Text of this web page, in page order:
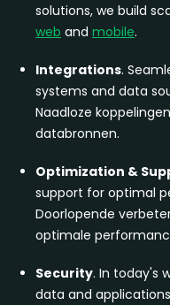
solutions, we build
web and mobile.
Integrations.
systems and data
Naadloze
databronnen.
Optimization &
support for optimal
Doorlopende
optimale
Security. In today's
data and